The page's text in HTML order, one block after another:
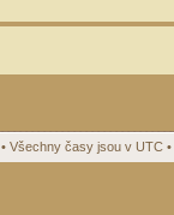
• Všechny časy jsou v UTC •